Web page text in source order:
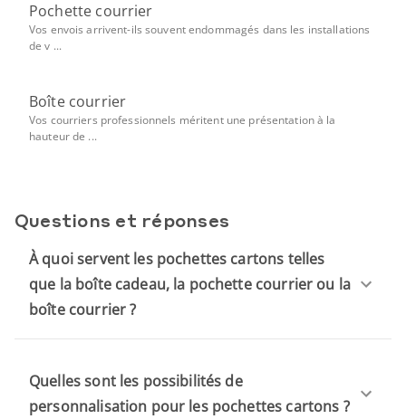
Pochette courrier
Vos envois arrivent-ils souvent endommagés dans les installations
de v ...
Boîte courrier
Vos courriers professionnels méritent une présentation à la
hauteur de ...
Questions et réponses
À quoi servent les pochettes cartons telles
que la boîte cadeau, la pochette courrier ou la
boîte courrier ?
Quelles sont les possibilités de
personnalisation pour les pochettes cartons ?